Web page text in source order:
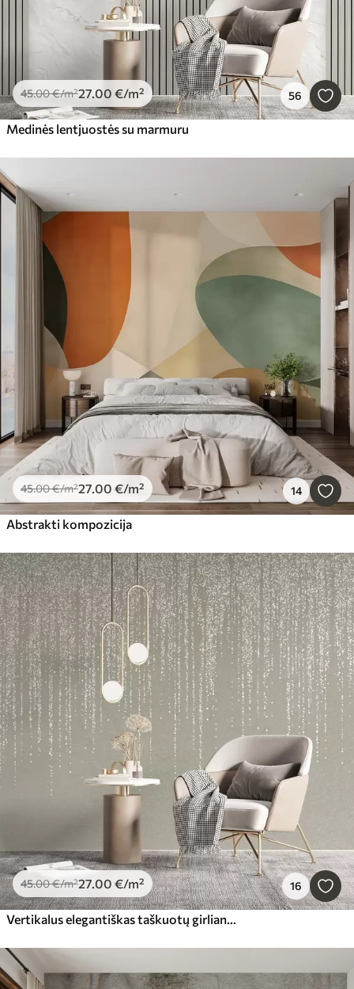
45.00€/m²27.00 €/m² 56
Medinės lentjuostės su marmuru
45.00€/m²27.00 €/m² 14
Abstrakti kompozicija
45.00€/m²27.00 €/m² 16
Vertikalus elegantiškas taškuotų girliandų raštas smėlio spalvos tekstūriniame fone, sukuriantis gylio ir judesio pojūtį